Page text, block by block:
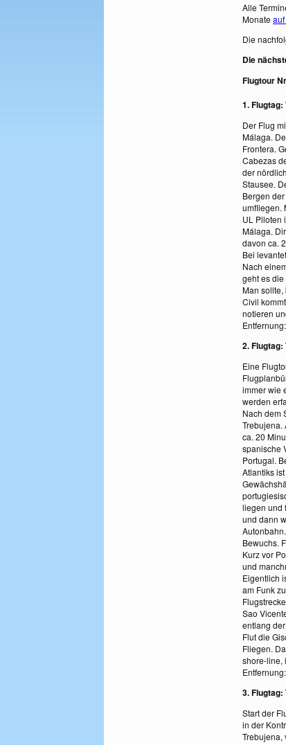
Alle
Monate
Die
Die
Flugtour
1. Flugtag:
Der Flug
Málaga.
Frontera.
Cabezas
der
Stausee.
Bergen
umfliegen.
UL Piloten
Málaga.
davon ca.
Bei
Nach
geht es
Man
Civil
notieren
2. Flugtag:
Eine
immer wie
werden
Nach dem
Trebujena.
ca. 20
spanische
Portugal.
Atlantiks
liegen und
und dann
Bewuchs.
Kurz vor
und
Eigentlich
am Funk
Sao
entlang
Flut die
Fliegen.
shore-line,
3. Flugtag:
Start der
in der
Trebujena,